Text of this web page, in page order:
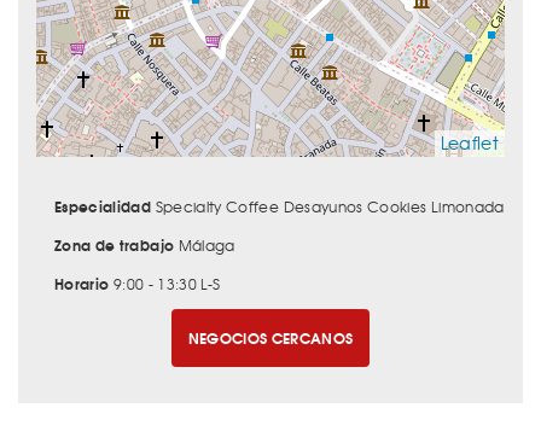
Leaflet
Especialidad Specialty Coffee Desayunos Cookies Limonada
Zona de trabajo Málaga
Horario 9:00 - 13:30 L-S
NEGOCIOS CERCANOS